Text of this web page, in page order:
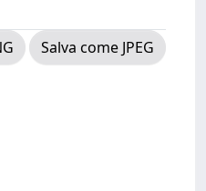
Salva come JPEG